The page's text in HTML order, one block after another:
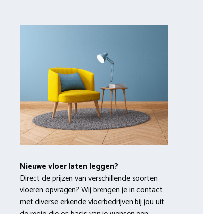
Nieuwe vloer laten leggen?
Direct de prijzen van verschillende soorten
vloeren opvragen? Wij brengen je in contact
met diverse erkende vloerbedrijven bij jou uit